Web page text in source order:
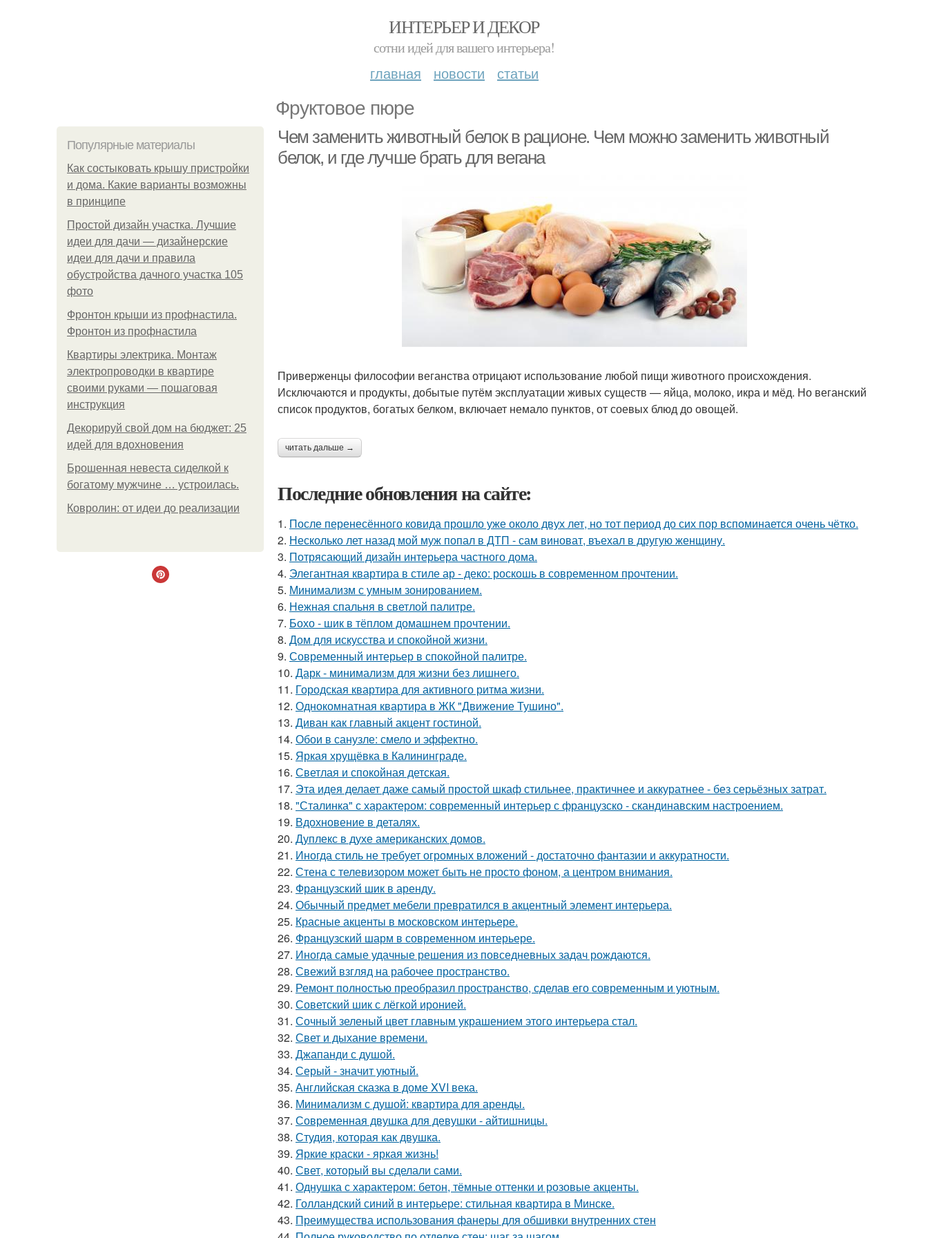
ИНТЕРЬЕР И ДЕКОР
сотни идей для вашего интерьера!
главная новости статьи
Фруктовое пюре
Популярные материалы
Как состыковать крышу пристройки
и дома. Какие варианты возможны
в принципе
Простой дизайн участка. Лучшие
идеи для дачи — дизайнерские
идеи для дачи и правила
обустройства дачного участка 105
фото
Фронтон крыши из профнастила.
Фронтон из профнастила
Квартиры электрика. Монтаж
электропроводки в квартире
своими руками — пошаговая
инструкция
Декорируй свой дом на бюджет: 25
идей для вдохновения
Брошенная невеста сиделкой к
богатому мужчине … устроилась.
Ковролин: от идеи до реализации
Чем заменить животный белок в рационе. Чем можно заменить животный
белок, и где лучше брать для вегана
Приверженцы философии веганства отрицают использование любой пищи животного происхождения.
Исключаются и продукты, добытые путём эксплуатации живых существ — яйца, молоко, икра и мёд. Но веганский
список продуктов, богатых белком, включает немало пунктов, от соевых блюд до овощей.
читать дальше →
Последние обновления на сайте:
1. После перенесённого ковида прошло уже около двух лет, но тот период до сих пор вспоминается очень чётко.
2. Несколько лет назад мой муж попал в ДТП - сам виноват, въехал в другую женщину.
3. Потрясающий дизайн интерьера частного дома.
4. Элегантная квартира в стиле ар - деко: роскошь в современном прочтении.
5. Минимализм с умным зонированием.
6. Нежная спальня в светлой палитре.
7. Бохо - шик в тёплом домашнем прочтении.
8. Дом для искусства и спокойной жизни.
9. Современный интерьер в спокойной палитре.
10. Дарк - минимализм для жизни без лишнего.
11. Городская квартира для активного ритма жизни.
12. Однокомнатная квартира в ЖК "Движение Тушино".
13. Диван как главный акцент гостиной.
14. Обои в санузле: смело и эффектно.
15. Яркая хрущёвка в Калининграде.
16. Светлая и спокойная детская.
17. Эта идея делает даже самый простой шкаф стильнее, практичнее и аккуратнее - без серьёзных затрат.
18. "Сталинка" с характером: современный интерьер с французско - скандинавским настроением.
19. Вдохновение в деталях.
20. Дуплекс в духе американских домов.
21. Иногда стиль не требует огромных вложений - достаточно фантазии и аккуратности.
22. Стена с телевизором может быть не просто фоном, а центром внимания.
23. Французский шик в аренду.
24. Обычный предмет мебели превратился в акцентный элемент интерьера.
25. Красные акценты в московском интерьере.
26. Французский шарм в современном интерьере.
27. Иногда самые удачные решения из повседневных задач рождаются.
28. Свежий взгляд на рабочее пространство.
29. Ремонт полностью преобразил пространство, сделав его современным и уютным.
30. Советский шик с лёгкой иронией.
31. Сочный зеленый цвет главным украшением этого интерьера стал.
32. Свет и дыхание времени.
33. Джапанди с душой.
34. Серый - значит уютный.
35. Английская сказка в доме XVI века.
36. Минимализм с душой: квартира для аренды.
37. Современная двушка для девушки - айтишницы.
38. Студия, которая как двушка.
39. Яркие краски - яркая жизнь!
40. Свет, который вы сделали сами.
41. Однушка с характером: бетон, тёмные оттенки и розовые акценты.
42. Голландский синий в интерьере: стильная квартира в Минске.
43. Преимущества использования фанеры для обшивки внутренних стен